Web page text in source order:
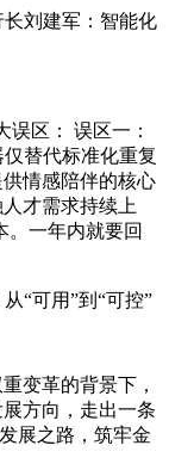
刘建军：智能化
误区： 误区一：
替代标准化重复
情感陪伴的核心
才需求持续上
。一年内就要回
“可用”到“可控”
变革的背景下，
方向，走出一条
展之路，筑牢金